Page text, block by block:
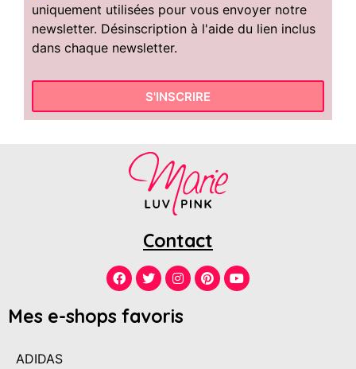
uniquement utilisées pour vous envoyer notre
newsletter. Désinscription à l'aide du lien inclus
dans chaque newsletter.
S'INSCRIRE
Contact
Mes e-shops favoris
ADIDAS